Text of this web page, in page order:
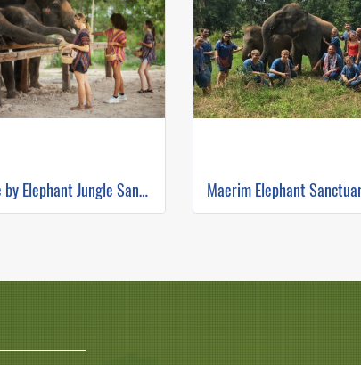
Feed me by Elephant Jungle Sanctuary